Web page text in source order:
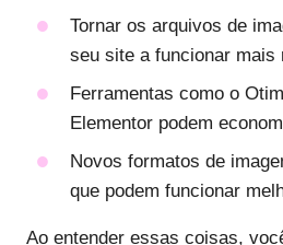
Tornar os arquivos de
seu site a funcionar mais
Ferramentas como o
Elementor podem
Novos formatos de
que podem funcionar
Ao entender essas coisas,